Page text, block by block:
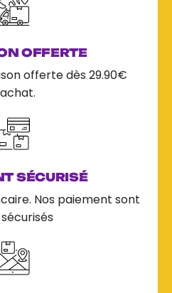
OFFERTE
offerte dès 29.90€
SÉCURISÉ
Nos paiement sont
sécurisés